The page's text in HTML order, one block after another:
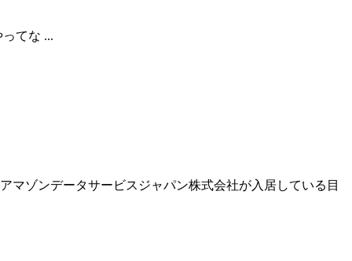
ってな ...
マゾンデータサービスジャパン株式会社が入居している目